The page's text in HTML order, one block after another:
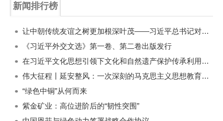
新闻排行榜
让中朝传统友谊之树更加根深叶茂——习近平总书记对朝鲜进行国事访问纪实
《习近平外交文选》第一卷、第二卷出版发行
在习近平文化思想引领下文化和自然遗产保护传承利用工作开创新局面
伟大征程丨延安整风：一次深刻的马克思主义思想教育运动
“绿色中铜”从何而来
紫金矿业：高位进阶后的“韧性突围”